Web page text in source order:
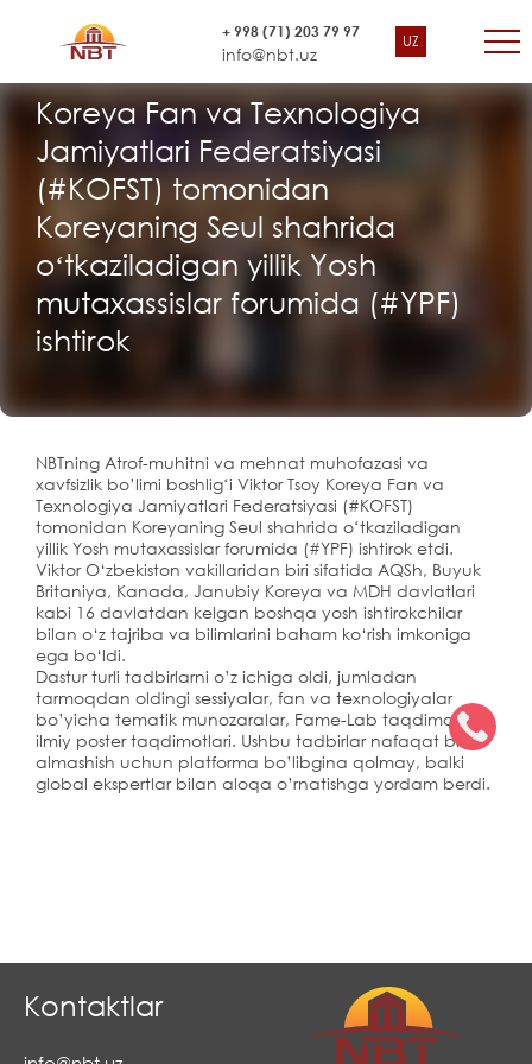
UZ
+ 998 (71) 203 79 97
info@nbt.uz
Koreya Fan va Texnologiya
Jamiyatlari Federatsiyasi
(#KOFST) tomonidan
Koreyaning Seul shahrida
oʻtkaziladigan yillik Yosh
mutaxassislar forumida (#YPF)
ishtirok
NBTning Atrof-muhitni va mehnat muhofazasi va
xavfsizlik bo’limi boshligʻi Viktor Tsoy Koreya Fan va
Texnologiya Jamiyatlari Federatsiyasi (#KOFST)
tomonidan Koreyaning Seul shahrida oʻtkaziladigan
yillik Yosh mutaxassislar forumida (#YPF) ishtirok etdi.
Viktor O‘zbekiston vakillaridan biri sifatida AQSh, Buyuk
Britaniya, Kanada, Janubiy Koreya va MDH davlatlari
kabi 16 davlatdan kelgan boshqa yosh ishtirokchilar
bilan o‘z tajriba va bilimlarini baham ko‘rish imkoniga
ega bo‘ldi.
Dastur turli tadbirlarni o’z ichiga oldi, jumladan
tarmoqdan oldingi sessiyalar, fan va texnologiyalar
bo’yicha tematik munozaralar, Fame-Lab taqdimoti va
ilmiy poster taqdimotlari. Ushbu tadbirlar nafaqat bilim
almashish uchun platforma bo’libgina qolmay, balki
global ekspertlar bilan aloqa o’rnatishga yordam berdi.
Kontaktlar